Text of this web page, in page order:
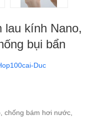
kính Nano,
bụi bẩn
Duc
chống bám hơi nước,